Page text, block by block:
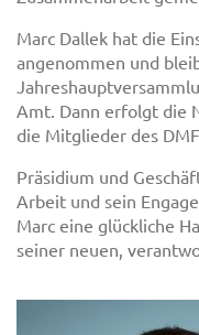
Marc Dallek hat die
angenommen und
Amt. Dann erfolgt die
die Mitglieder des
Präsidium und
Arbeit und sein
Marc eine glückliche
seiner neuen,